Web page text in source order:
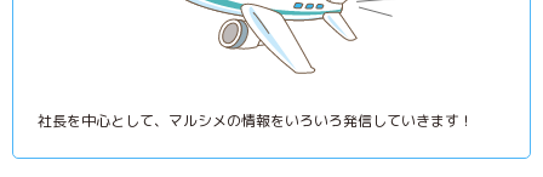
社長を中心として、マルシメの情報をいろいろ発信していきます！